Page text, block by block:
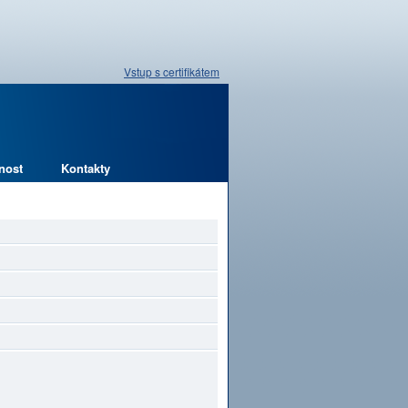
Vstup s certifikátem
Kontakty